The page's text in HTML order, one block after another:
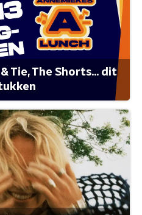
Tie, The Shorts... dit